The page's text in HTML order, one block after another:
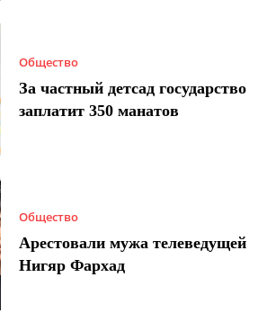
Общество
За частный детсад государство
заплатит 350 манатов
Общество
Арестовали мужа телеведущей
Нигяр Фархад